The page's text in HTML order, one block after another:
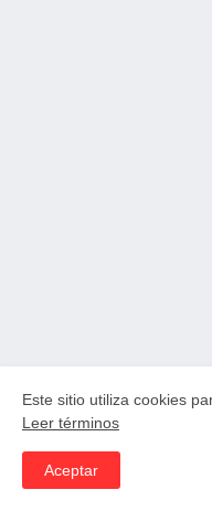
Este sitio utiliza cookies
Leer términos
Aceptar